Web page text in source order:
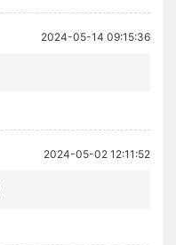
2024-05-14 09:15:36
2024-05-02 12:11:52